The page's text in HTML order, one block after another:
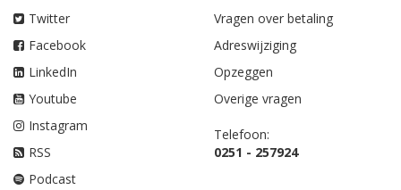
Twitter
Facebook
LinkedIn
Youtube
Instagram
RSS
Podcast
Vragen over betaling
Adreswijziging
Opzeggen
Overige vragen
Telefoon:
0251 - 257924